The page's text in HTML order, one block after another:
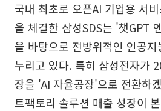
국내 최초로 오픈AI 기업용 서
을 체결한 삼성SDS는 '챗GPT
을 바탕으로 전방위적인 인공
누리고 있다. 특히 삼성전자가
장을 'AI 자율공장'으로 전환하
트팩토리 솔루션 매출 성장이